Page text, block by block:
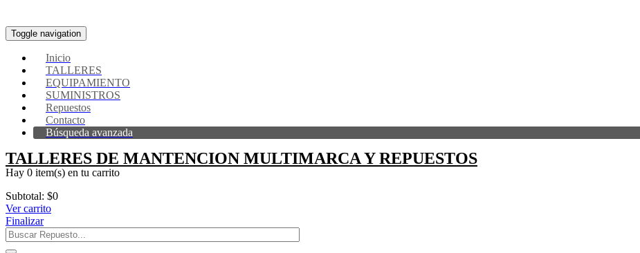
Toggle navigation
Inicio
TALLERES
EQUIPAMIENTO
SUMINISTROS
Repuestos
Contacto
Búsqueda avanzada
TALLERES DE MANTENCION MULTIMARCA Y REPUESTOS
Hay 0 item(s) en tu carrito
Subtotal: $0
Ver carrito
Finalizar